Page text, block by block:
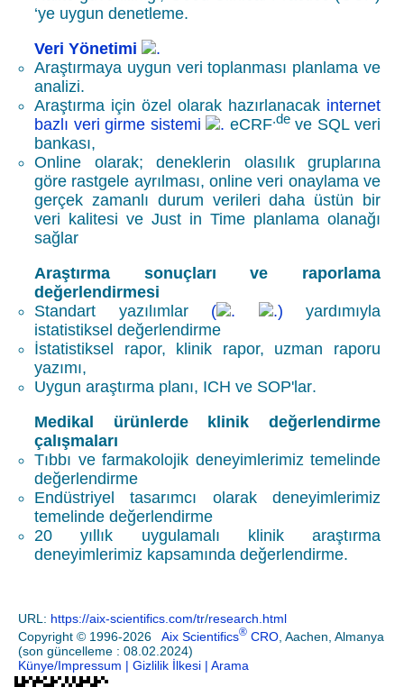
‘ye uygun denetleme.
Veri Yönetimi
Araştırmaya uygun veri toplanması planlama ve
analizi.
Araştırma için özel olarak hazırlanacak internet
bazlı veri girme sistemi
eCRF.deve SQLveri
bankası,
Online olarak; deneklerin olasılık gruplarına
göre rastgele ayrılması, online veri onaylama ve
gerçek zamanlı durum verileri daha üstün bir
veri kalitesi ve Just in Time planlama olanağı
sağlar
Araştırma sonuçları ve raporlama
değerlendirmesi
Standart yazılımlar ( ) yardımıyla
istatistiksel değerlendirme
İstatistiksel rapor, klinik rapor, uzman raporu
yazımı,
Uygun araştırma planı, ICHve SOP'lar.
Medikal ürünlerde klinik değerlendirme
çalışmaları
Tıbbı ve farmakolojik deneyimlerimiz temelinde
değerlendirme
Endüstriyel tasarımcı olarak deneyimlerimiz
temelinde değerlendirme
20 yıllık uygulamalı klinik araştırma
deneyimlerimiz kapsamında değerlendirme.
URL: https://aix-scientifics.com/tr/research.html
Copyright © 1996-2026 Aix Scientifics® CRO , Aachen, Almanya
(son güncelleme : 08.02.2024)
Künye/Impressum | Gizlilik İlkesi | Arama